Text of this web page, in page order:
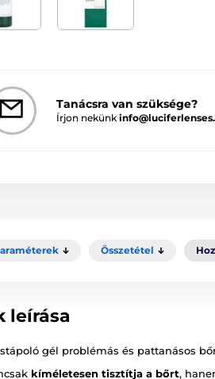
Tanácsra van szüksége?
Írjon nekünk
Összetétel
leírása
gél problémás és pattanásos
kíméletesen tisztítja a bőrt,